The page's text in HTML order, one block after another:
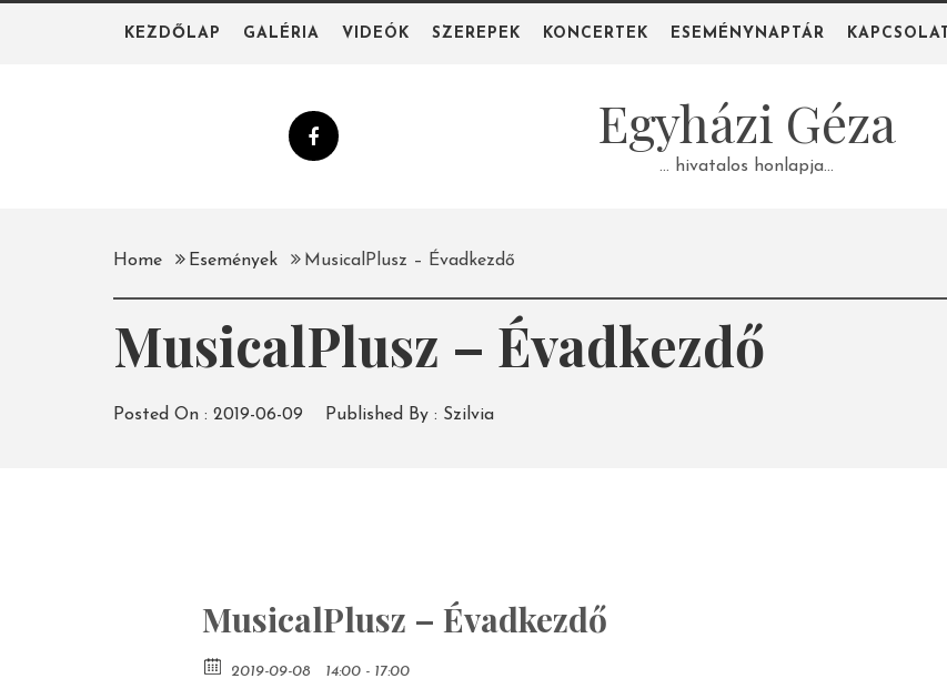
KEZDŐLAP GALÉRIA VIDEÓK SZEREPEK KONCERTEK ESEMÉNYNAPTÁR KAPCSOLAT
Egyházi Géza
… hivatalos honlapja…
Home Események MusicalPlusz – Évadkezdő
MusicalPlusz – Évadkezdő
Posted On : 2019-06-09 Published By : Szilvia
MusicalPlusz – Évadkezdő
2019-09-08 14:00 - 17:00